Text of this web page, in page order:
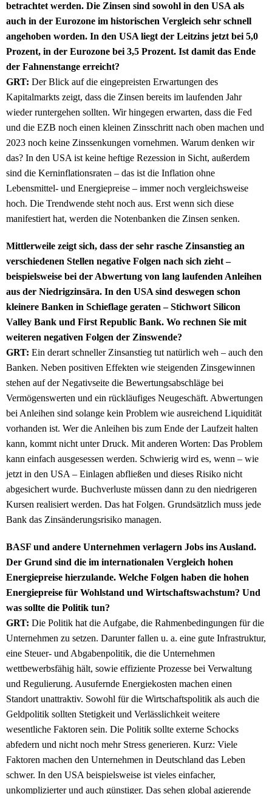
betrachtet werden. Die Zinsen sind sowohl in den USA als
auch in der Eurozone im historischen Vergleich sehr schnell
angehoben worden. In den USA liegt der Leitzins jetzt bei 5,0
Prozent, in der Eurozone bei 3,5 Prozent. Ist damit das Ende
der Fahnenstange erreicht?
GRT: Der Blick auf die eingepreisten Erwartungen des
Kapitalmarkts zeigt, dass die Zinsen bereits im laufenden Jahr
wieder runtergehen sollten. Wir hingegen erwarten, dass die Fed
und die EZB noch einen kleinen Zinsschritt nach oben machen und
2023 noch keine Zinssenkungen vornehmen. Warum denken wir
das? In den USA ist keine heftige Rezession in Sicht, außerdem
sind die Kerninflationsraten – das ist die Inflation ohne
Lebensmittel- und Energiepreise – immer noch vergleichsweise
hoch. Die Trendwende steht noch aus. Erst wenn sich diese
manifestiert hat, werden die Notenbanken die Zinsen senken.
Mittlerweile zeigt sich, dass der sehr rasche Zinsanstieg an
verschiedenen Stellen negative Folgen nach sich zieht –
beispielsweise bei der Abwertung von lang laufenden Anleihen
aus der Niedrigzinsära. In den USA sind deswegen schon
kleinere Banken in Schieflage geraten – Stichwort Silicon
Valley Bank und First Republic Bank. Wo rechnen Sie mit
weiteren negativen Folgen der Zinswende?
GRT: Ein derart schneller Zinsanstieg tut natürlich weh – auch den
Banken. Neben positiven Effekten wie steigenden Zinsgewinnen
stehen auf der Negativseite die Bewertungsabschläge bei
Vermögenswerten und ein rückläufiges Neugeschäft. Abwertungen
bei Anleihen sind solange kein Problem wie ausreichend Liquidität
vorhanden ist. Wer die Anleihen bis zum Ende der Laufzeit halten
kann, kommt nicht unter Druck. Mit anderen Worten: Das Problem
kann einfach ausgesessen werden. Schwierig wird es, wenn – wie
jetzt in den USA – Einlagen abfließen und dieses Risiko nicht
abgesichert wurde. Buchverluste müssen dann zu den niedrigeren
Kursen realisiert werden. Das hat Folgen. Grundsätzlich muss jede
Bank das Zinsänderungsrisiko managen.
BASF und andere Unternehmen verlagern Jobs ins Ausland.
Der Grund sind die im internationalen Vergleich hohen
Energiepreise hierzulande. Welche Folgen haben die hohen
Energiepreise für Wohlstand und Wirtschaftswachstum? Und
was sollte die Politik tun?
GRT: Die Politik hat die Aufgabe, die Rahmenbedingungen für die
Unternehmen zu setzen. Darunter fallen u. a. eine gute Infrastruktur,
eine Steuer- und Abgabenpolitik, die die Unternehmen
wettbewerbsfähig hält, sowie effiziente Prozesse bei Verwaltung
und Regulierung. Ausufernde Energiekosten machen einen
Standort unattraktiv. Sowohl für die Wirtschaftspolitik als auch die
Geldpolitik sollten Stetigkeit und Verlässlichkeit weitere
wesentliche Faktoren sein. Die Politik sollte externe Schocks
abfedern und nicht noch mehr Stress generieren. Kurz: Viele
Faktoren machen den Unternehmen in Deutschland das Leben
schwer. In den USA beispielsweise ist vieles einfacher,
unkomplizierter und auch günstiger. Das sehen global agierende